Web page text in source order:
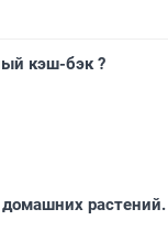
кэш-бэк ?
растений.